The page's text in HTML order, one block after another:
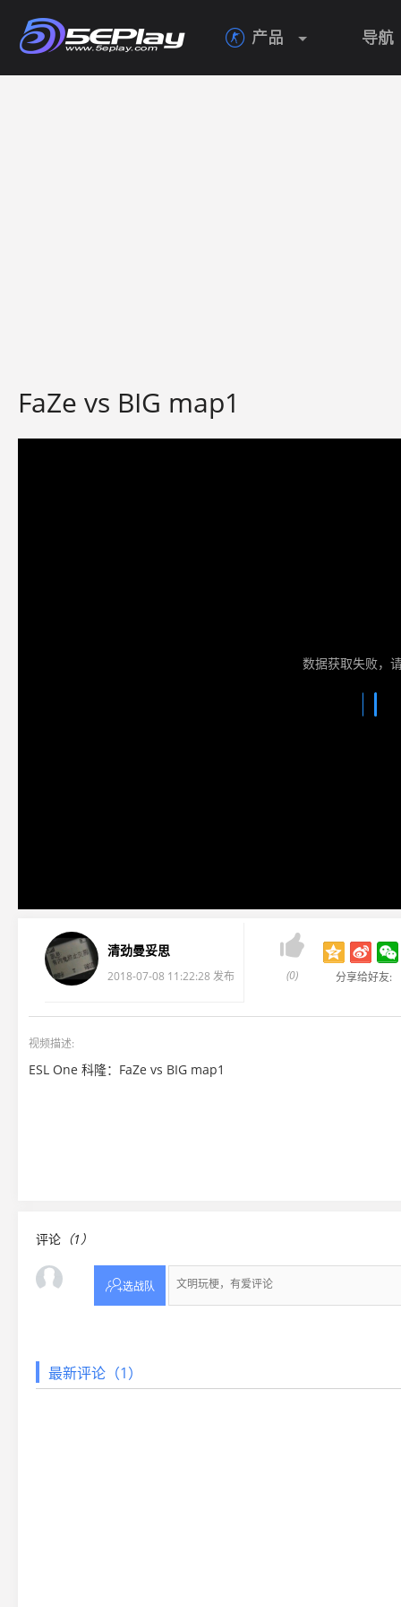
 产品 导航
FaZe vs BIG map1
数据获取失败，
清劲曼妥思
2018-07-08 11:22:28 发布

(0) 分享给好友:
视频描述:
ESL One 科隆：FaZe vs BIG map1
评论 （1）
选战队
最新评论（1）